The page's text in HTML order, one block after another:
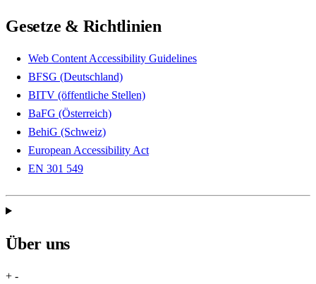
Gesetze & Richtlinien
Web Content Accessibility Guidelines
BFSG (Deutschland)
BITV (öffentliche Stellen)
BaFG (Österreich)
BehiG (Schweiz)
European Accessibility Act
EN 301 549
Über uns
+ -